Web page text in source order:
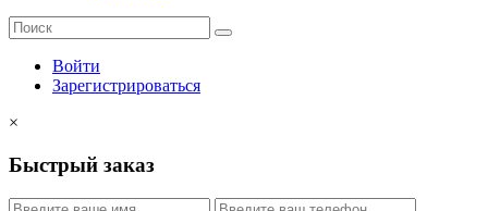
Войти
Зарегистрироваться
×
Быстрый заказ